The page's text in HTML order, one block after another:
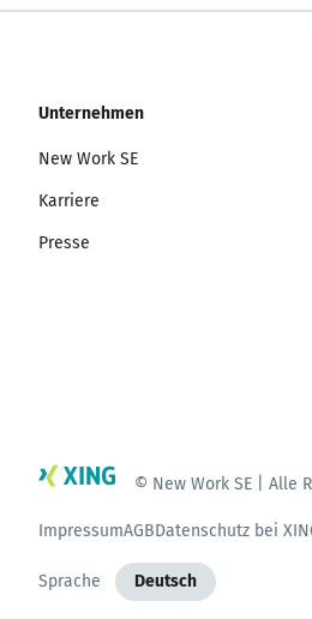
Unternehmen
New Work SE
Karriere
Presse
© New Work SE | Alle
ImpressumAGBDatenschutz bei
Sprache Deutsch